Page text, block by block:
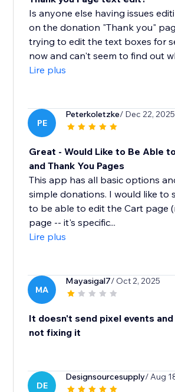
Is anyone else having issues
on the donation "Thank you"
trying to edit the text boxes for
now and can't seem to find out
Lire plus
PE
Peterkoletzke/ Dec 22, 2025
Great - Would Like to Be Able
and Thank You Pages
This app has all basic options
simple donations. I would like to
to be able to edit the Cart page
page -- it's specific...
Lire plus
MA
Mayasigal7/ Oct 2, 2025
It doesn't send pixel events
not fixing it
DE
Designsourcesupply/ Aug